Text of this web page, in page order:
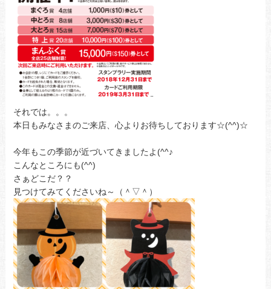
それでは。。。
本日もみなさまのご来店、心よりお待ちしております☆(^^)☆
今年もこの季節が近づいてきましたよ(^^♪
こんなところにも(^^)
さぁどこだ？？
見つけてみてくださいね～（＾▽＾）